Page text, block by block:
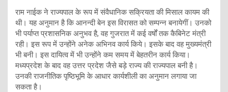
राम नाईक ने राज्यपाल के रूप में संवैधानिक सक्रियता की मिसाल कायम की
थी। यह अनुमान है कि आनन्दी बेन इस विरासत को सम्पन्न बनायेगीं। उनको
भी पर्याप्त प्रशासनिक अनुभव है, वह गुजरात में कई वर्षों तक कैबिनेट मंत्री
रही। इस रूप में उन्होंने अनेक अभिनव कार्य किये। इसके बाद वह मुख्यमंत्री
भी बनी। इस दायित्व में भी उन्होंने कम समय में बेहतरीन कार्य किया।
मध्यप्रदेश के बाद वह उत्तर प्रदेश जैसे बड़े राज्य की राज्यपाल बनी है।
उनकी राजनीतिक पृष्ठिभूमि के आधार कार्यशीली का अनुमान लगाया जा
सकता है।